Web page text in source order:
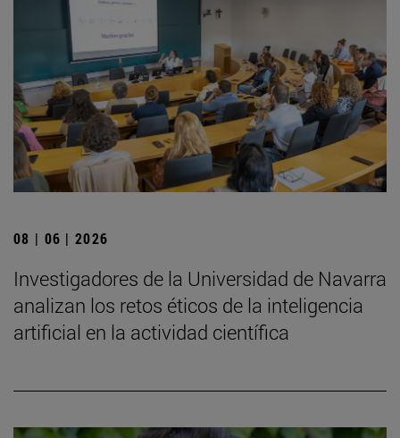
08 | 06 | 2026
Investigadores de la Universidad de Navarra
analizan los retos éticos de la inteligencia
artificial en la actividad científica